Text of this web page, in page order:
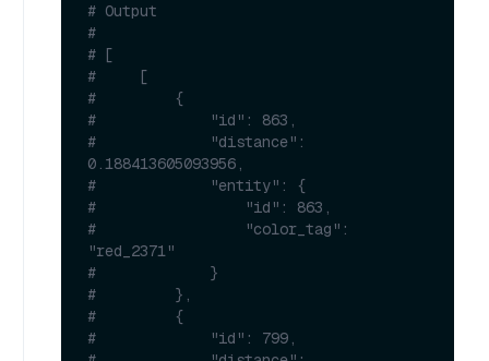
# Output
#
# [
#     [
#         {
#             "id": 863,
#             "distance":
0.188413605093956,
#             "entity": {
#                 "id": 863,
#                 "color_tag":
"red_2371"
#             }
#         },
#         {
#             "id": 799,